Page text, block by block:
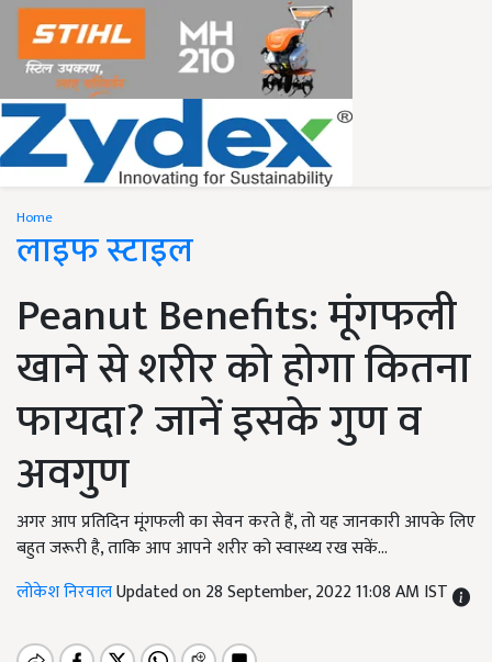
Home
लाइफ स्टाइल
Peanut Benefits: मूंगफली
खाने से शरीर को होगा कितना
फायदा? जानें इसके गुण व
अवगुण
अगर आप प्रतिदिन मूंगफली का सेवन करते हैं, तो यह जानकारी आपके लिए
बहुत जरूरी है, ताकि आप आपने शरीर को स्वास्थ्य रख सकें...
लोकेश निरवालUpdated on 28 September, 2022 11:08 AM IST